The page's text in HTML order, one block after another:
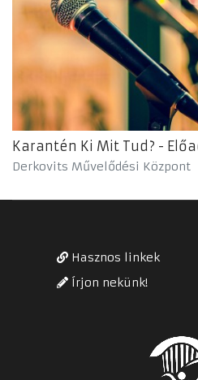
Karantén Ki Mit Tud? -
Derkovits Művelődési Központ
Hasznos linkek
Írjon nekünk!